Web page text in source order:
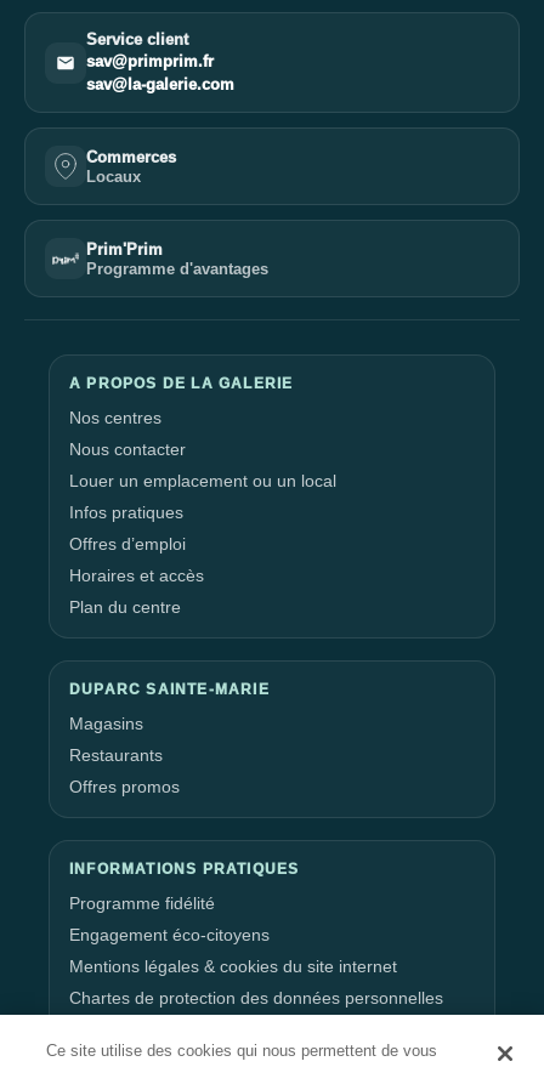
Service client
sav@primprim.fr
sav@la-galerie.com
Commerces
Locaux
Prim'Prim
Programme d'avantages
A PROPOS DE LA GALERIE
Nos centres
Nous contacter
Louer un emplacement ou un local
Infos pratiques
Offres d’emploi
Horaires et accès
Plan du centre
DUPARC SAINTE-MARIE
Magasins
Restaurants
Offres promos
INFORMATIONS PRATIQUES
Programme fidélité
Engagement éco-citoyens
Mentions légales & cookies du site internet
Chartes de protection des données personnelles
Ce site utilise des cookies qui nous permettent de vous